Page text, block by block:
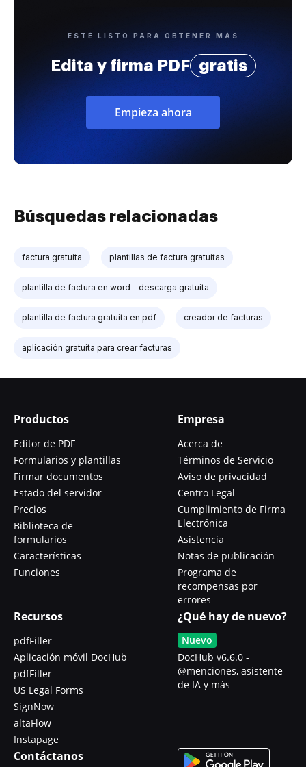
ESTÉ LISTO PARA OBTENER MÁS
Edita y firma PDF gratis
Empieza ahora
Búsquedas relacionadas
factura gratuita plantillas de factura gratuitas
plantilla de factura en word - descarga gratuita
plantilla de factura gratuita en pdf creador de facturas
aplicación gratuita para crear facturas
Productos
Editor de PDF
Formularios y plantillas
Firmar documentos
Estado del servidor
Precios
Biblioteca de
formularios
Características
Funciones
Empresa
Acerca de
Términos de Servicio
Aviso de privacidad
Centro Legal
Cumplimiento de Firma
Electrónica
Asistencia
Notas de publicación
Programa de
recompensas por
errores
Recursos
pdfFiller
Aplicación móvil DocHub
pdfFiller
US Legal Forms
SignNow
altaFlow
Instapage
¿Qué hay de nuevo?
Nuevo
DocHub v6.6.0 -
@menciones, asistente
de IA y más
Contáctanos